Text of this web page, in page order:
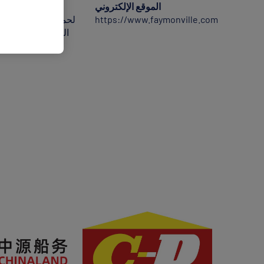
تقوم شركة
التي تتجاوز
الموقع الإلكتروني
https://www.faymonville.com